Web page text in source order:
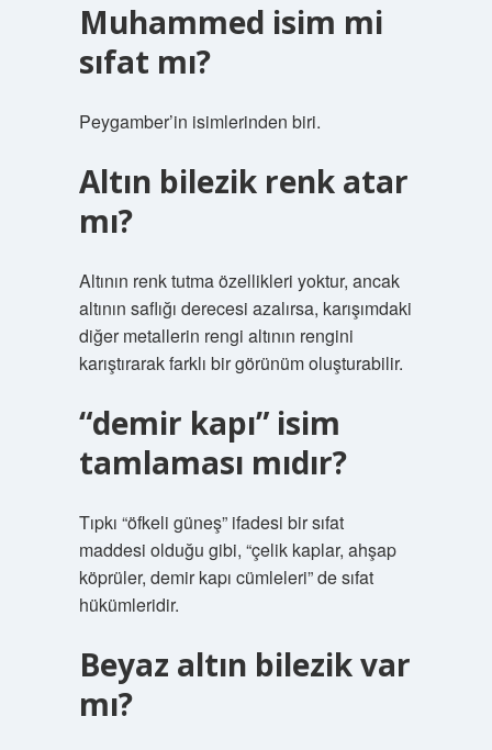
Muhammed isim mi
sıfat mı?
Peygamber’in isimlerinden biri.
Altın bilezik renk atar
mı?
Altının renk tutma özellikleri yoktur, ancak
altının saflığı derecesi azalırsa, karışımdaki
diğer metallerin rengi altının rengini
karıştırarak farklı bir görünüm oluşturabilir.
“demir kapı” isim
tamlaması mıdır?
Tıpkı “öfkeli güneş” ifadesi bir sıfat
maddesi olduğu gibi, “çelik kaplar, ahşap
köprüler, demir kapı cümleleri” de sıfat
hükümleridir.
Beyaz altın bilezik var
mı?